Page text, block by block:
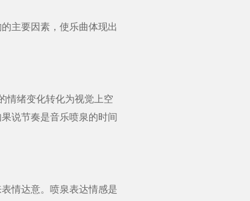
主要因素，使乐曲体现出
绪变化转化为视觉上空
说节奏是音乐喷泉的时间
情达意。喷泉表达情感是